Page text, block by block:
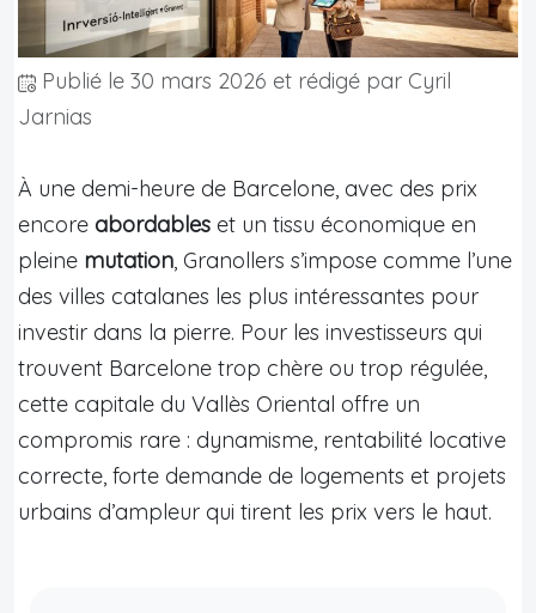
Publié le 30 mars 2026 et rédigé par Cyril
Jarnias
À une demi-heure de Barcelone, avec des prix
encore abordables et un tissu économique en
pleine mutation, Granollers s’impose comme l’une
des villes catalanes les plus intéressantes pour
investir dans la pierre. Pour les investisseurs qui
trouvent Barcelone trop chère ou trop régulée,
cette capitale du Vallès Oriental offre un
compromis rare : dynamisme, rentabilité locative
correcte, forte demande de logements et projets
urbains d’ampleur qui tirent les prix vers le haut.